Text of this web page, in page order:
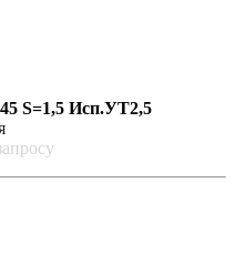
S=1,5 Исп.УТ2,5